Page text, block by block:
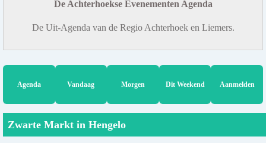
De Achterhoekse Evenementen Agenda
De Uit-Agenda van de Regio Achterhoek en Liemers.
Agenda Vandaag Morgen Dit Weekend Aanmelden
Zwarte Markt in Hengelo